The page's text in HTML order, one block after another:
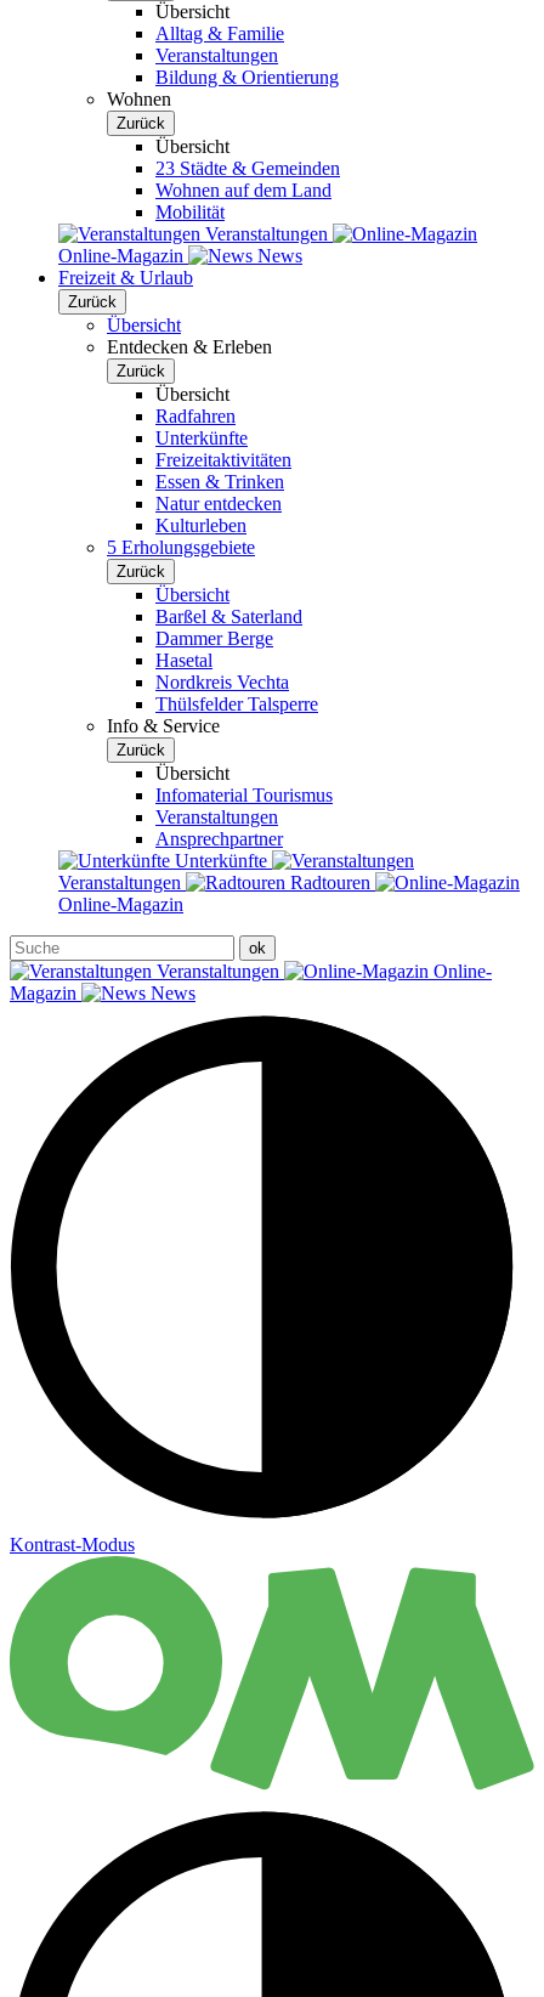
Übersicht
Alltag & Familie
Veranstaltungen
Bildung & Orientierung
Wohnen
Zurück
Übersicht
23 Städte & Gemeinden
Wohnen auf dem Land
Mobilität
Veranstaltungen
Online-Magazin
News
Freizeit & Urlaub
Zurück
Übersicht
Entdecken & Erleben
Zurück
Übersicht
Radfahren
Unterkünfte
Freizeitaktivitäten
Essen & Trinken
Natur entdecken
Kulturleben
5 Erholungsgebiete
Zurück
Übersicht
Barßel & Saterland
Dammer Berge
Hasetal
Nordkreis Vechta
Thülsfelder Talsperre
Info & Service
Zurück
Übersicht
Infomaterial Tourismus
Veranstaltungen
Ansprechpartner
Unterkünfte
Veranstaltungen
Radtouren
Online-Magazin
Veranstaltungen
Online-
Magazin
News
Kontrast-Modus